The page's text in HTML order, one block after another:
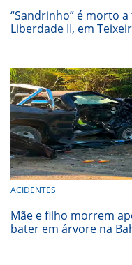
“Sandrinho” é morto
Liberdade II, em
ACIDENTES
Mãe e filho morrem
bater em árvore na